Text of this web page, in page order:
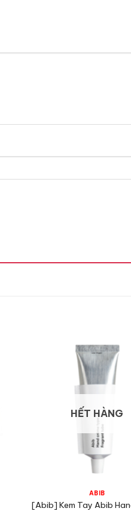
HẾT HÀNG
ABIB
[Abib] Kem Tay Abib